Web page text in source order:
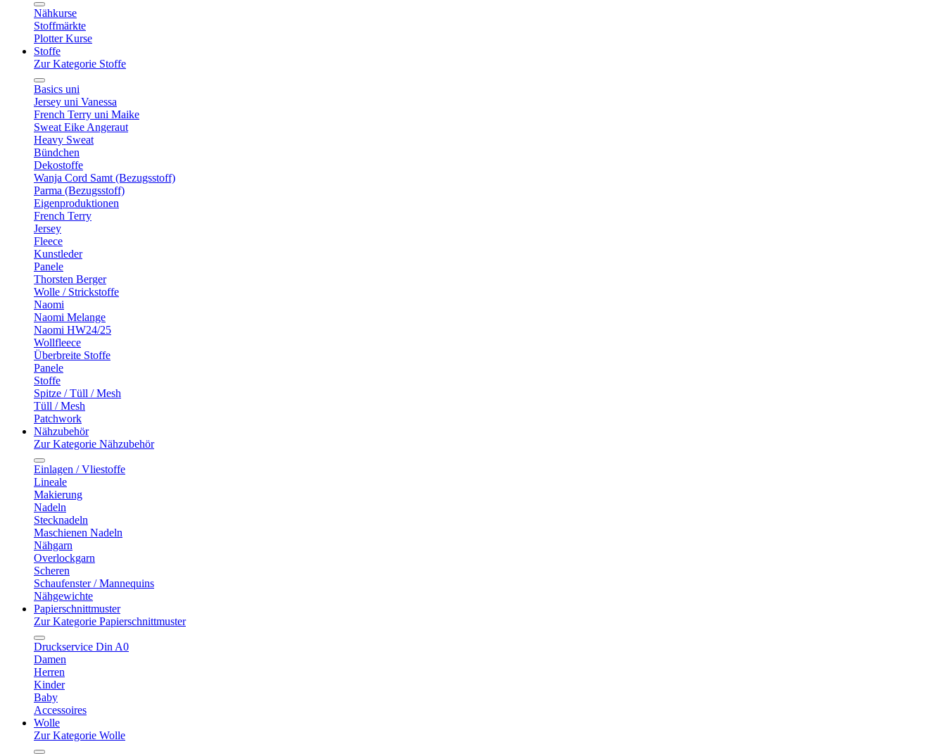
Nähkurse
Stoffmärkte
Plotter Kurse
Stoffe
Zur Kategorie Stoffe
Basics uni
Jersey uni Vanessa
French Terry uni Maike
Sweat Eike Angeraut
Heavy Sweat
Bündchen
Dekostoffe
Wanja Cord Samt (Bezugsstoff)
Parma (Bezugsstoff)
Eigenproduktionen
French Terry
Jersey
Fleece
Kunstleder
Panele
Thorsten Berger
Wolle / Strickstoffe
Naomi
Naomi Melange
Naomi HW24/25
Wollfleece
Überbreite Stoffe
Panele
Stoffe
Spitze / Tüll / Mesh
Tüll / Mesh
Patchwork
Nähzubehör
Zur Kategorie Nähzubehör
Einlagen / Vliestoffe
Lineale
Makierung
Nadeln
Stecknadeln
Maschienen Nadeln
Nähgarn
Overlockgarn
Scheren
Schaufenster / Mannequins
Nähgewichte
Papierschnittmuster
Zur Kategorie Papierschnittmuster
Druckservice Din A0
Damen
Herren
Kinder
Baby
Accessoires
Wolle
Zur Kategorie Wolle